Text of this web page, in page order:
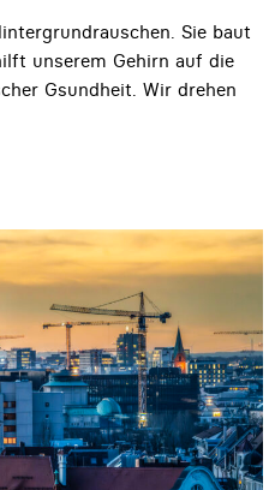
Sie baut
unserem Gehirn auf die
Gsundheit. Wir drehen